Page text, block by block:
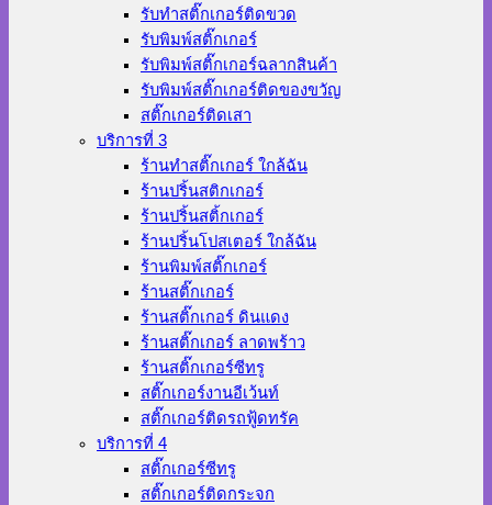
รับทำสติ๊กเกอร์ติดขวด
รับพิมพ์สติ๊กเกอร์
รับพิมพ์สติ๊กเกอร์ฉลากสินค้า
รับพิมพ์สติ๊กเกอร์ติดของขวัญ
สติ๊กเกอร์ติดเสา
บริการที่ 3
ร้านทําสติ๊กเกอร์ ใกล้ฉัน
ร้านปริ้นสติกเกอร์
ร้านปริ้นสติ้กเกอร์
ร้านปริ้นโปสเตอร์ ใกล้ฉัน
ร้านพิมพ์สติ๊กเกอร์
ร้านสติ๊กเกอร์
ร้านสติ๊กเกอร์ ดินแดง
ร้านสติ๊กเกอร์ ลาดพร้าว
ร้านสติ๊กเกอร์ซีทรู
สติ๊กเกอร์งานอีเว้นท์
สติ๊กเกอร์ติดรถฟู้ดทรัค
บริการที่ 4
สติ๊กเกอร์ซีทรู
สติ๊กเกอร์ติดกระจก